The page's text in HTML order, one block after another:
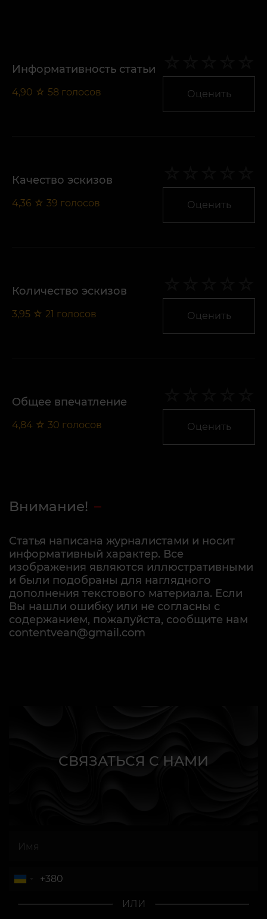
Информативность статьи
4,90 ☆ 58 голосов Оценить
Качество эскизов
4,36 ☆ 39 голосов Оценить
Количество эскизов
3,95 ☆ 21 голосов Оценить
Общее впечатление
4,84 ☆ 30 голосов Оценить
Внимание!
Статья написана журналистами и носит
информативный характер. Все
изображения являются иллюстративными
и были подобраны для наглядного
дополнения текстового материала. Если
Вы нашли ошибку или не согласны с
содержанием, пожалуйста, сообщите нам
contentvean@gmail.com
СВЯЗАТЬСЯ С НАМИ
ИЛИ